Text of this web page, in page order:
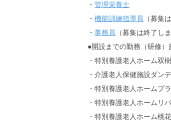
・ 管理栄養士
・ 機能訓練指導員
（募集
・ 事務員
（募集は終了し
●開設までの勤務（研修）
・特別養護老人ホーム
・介護老人保健施設ダ
・特別養護老人ホーム
・特別養護老人ホーム
・特別養護老人ホーム